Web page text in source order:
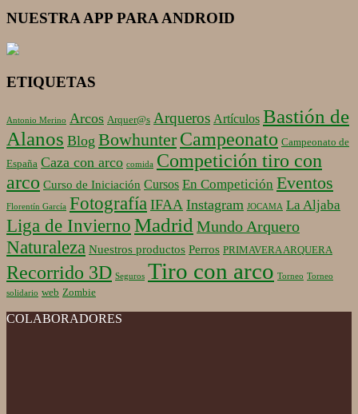
NUESTRA APP PARA ANDROID
ETIQUETAS
Antonio Merino Arcos Arquer@s Arqueros Artículos Bastión de
Alanos Blog Bowhunter Campeonato Campeonato de
España Caza con arco comida Competición tiro con
arco Curso de Iniciación Cursos En Competición Eventos
Florentín García Fotografía IFAA Instagram JOCAMA La Aljaba
Liga de Invierno Madrid Mundo Arquero
Naturaleza Nuestros productos Perros PRIMAVERA ARQUERA
Recorrido 3D Seguros Tiro con arco Torneo Torneo
solidario web Zombie
COLABORADORES